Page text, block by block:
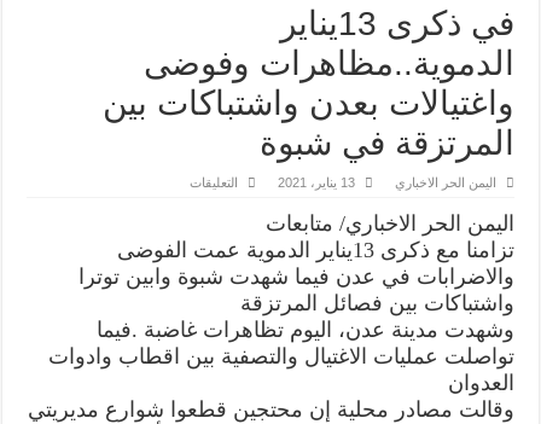
في ذكرى 13يناير
الدموية..مظاهرات وفوضى
واغتيالات بعدن واشتباكات بين
المرتزقة في شبوة
اليمن الحر الاخباري 13 يناير، 2021 التعليقات
الدموية..مظاهرات
وفوضى
واغتيالات
بعدن
بين
المرتزقة
في
شبوة
اليمن الحر الاخباري/ متابعات
تزامنا مع ذكرى 13يناير الدموية عمت الفوضى
والاضرابات في عدن فيما شهدت شبوة وابين توترا
واشتباكات بين فصائل المرتزقة
وشهدت مدينة عدن، اليوم تظاهرات غاضبة .فيما
تواصلت عمليات الاغتيال والتصفية بين اقطاب وادوات
العدوان
وقالت مصادر محلية إن محتجين قطعوا شوارع مديريتي